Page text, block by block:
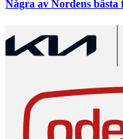
Några av Nordens